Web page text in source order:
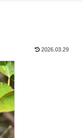
2026.03.29